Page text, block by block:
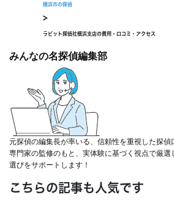
横浜市の探偵
>
ラビット探偵社横浜支店の費用・口コミ・アクセス
みんなの名探偵編集部
元探偵の編集長が率いる、信頼性を重視した探偵
専門家の監修のもと、実体験に基づく視点で厳
選びをサポートします！
こちらの記事も人気です